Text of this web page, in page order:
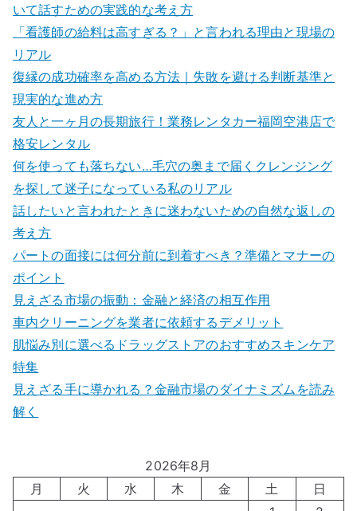
いて話すための実践的な考え方
「看護師の給料は高すぎる？」と言われる理由と現場の
リアル
復縁の成功確率を高める方法｜失敗を避ける判断基準と
現実的な進め方
友人と一ヶ月の長期旅行！業務レンタカー福岡空港店で
格安レンタル
何を使っても落ちない…毛穴の奥まで届くクレンジング
を探して迷子になっている私のリアル
話したいと言われたときに迷わないための自然な返しの
考え方
パートの面接には何分前に到着すべき？準備とマナーの
ポイント
見えざる市場の振動：金融と経済の相互作用
車内クリーニングを業者に依頼するデメリット
肌悩み別に選べるドラッグストアのおすすめスキンケア
特集
見えざる手に導かれる？金融市場のダイナミズムを読み
解く
2026年8月
月
火 水 木 金 土
日